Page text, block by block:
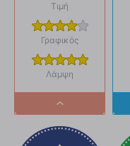
Τιμή
Γραφικός
Λάμψη
Dropdown
button